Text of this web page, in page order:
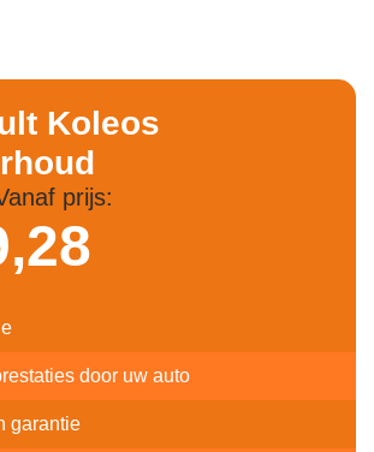
Koleos
prijs:
28
door uw auto
garantie